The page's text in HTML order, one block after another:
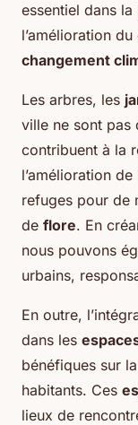
essentiel dans
l’amélioration
changement
Les arbres, les
ville ne sont pas
contribuent à la
l’amélioration
refuges pour de
de flore. En
nous pouvons
urbains,
En outre,
dans les
bénéfiques sur
habitants. Ces
lieux de